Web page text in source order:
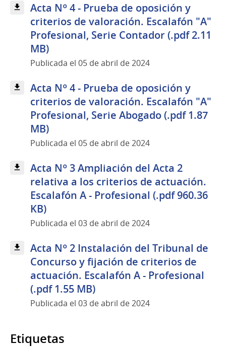
Acta Nº 4 - Prueba de oposición y
criterios de valoración. Escalafón "A"
Profesional, Serie Contador (.pdf 2.11
MB)
Publicada el 05 de abril de 2024
Acta Nº 4 - Prueba de oposición y
criterios de valoración. Escalafón "A"
Profesional, Serie Abogado (.pdf 1.87
MB)
Publicada el 05 de abril de 2024
Acta Nº 3 Ampliación del Acta 2
relativa a los criterios de actuación.
Escalafón A - Profesional (.pdf 960.36
KB)
Publicada el 03 de abril de 2024
Acta Nº 2 Instalación del Tribunal de
Concurso y fijación de criterios de
actuación. Escalafón A - Profesional
(.pdf 1.55 MB)
Publicada el 03 de abril de 2024
Etiquetas